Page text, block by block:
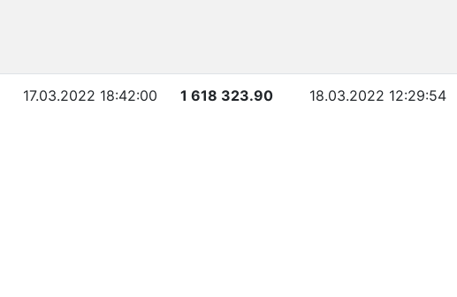
17.03.2022 18:42:00 1 618 323.90 18.03.2022 12:29:54